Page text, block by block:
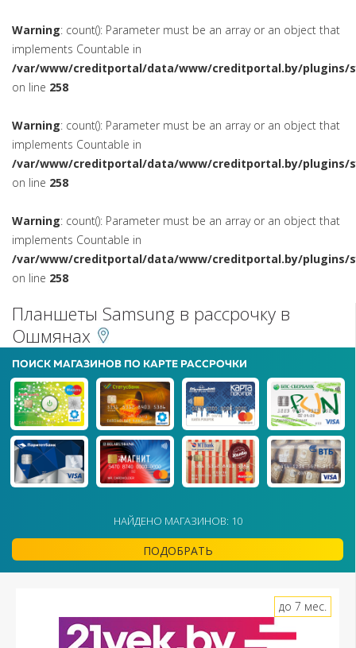
Warning: count(): Parameter must be an array or an object that
implements Countable in
/var/www/creditportal/data/www/creditportal.by/plugins/
on line 258
Warning: count(): Parameter must be an array or an object that
implements Countable in
/var/www/creditportal/data/www/creditportal.by/plugins/
on line 258
Warning: count(): Parameter must be an array or an object that
implements Countable in
/var/www/creditportal/data/www/creditportal.by/plugins/
on line 258
Планшеты Samsung в рассрочку в
Ошмянах
ПОИСК МАГАЗИНОВ ПО КАРТЕ РАССРОЧКИ
НАЙДЕНО МАГАЗИНОВ: 10
ПОДОБРАТЬ
до 7 мес.